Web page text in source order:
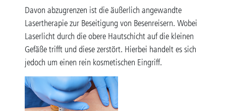
Davon abzugrenzen ist die äußerlich angewandte
Lasertherapie zur Beseitigung von Besenreisern. Wobei
Laserlicht durch die obere Hautschicht auf die kleinen
Gefäße trifft und diese zerstört. Hierbei handelt es sich
jedoch um einen rein kosmetischen Eingriff.